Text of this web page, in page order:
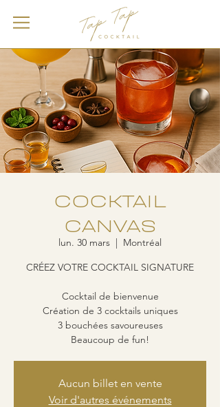
COCKTAIL
CANVAS
lun. 30 mars
  |
Montréal
CRÉEZ VOTRE COCKTAIL SIGNATURE
Cocktail de bienvenue
Création de 3 cocktails uniques
3 bouchées savoureuses
Beaucoup de fun!
Aucun billet en vente
Voir d'autres événements